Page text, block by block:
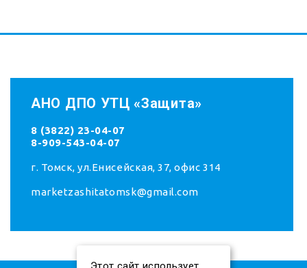
АНО ДПО УТЦ «Защита»
8 (3822) 23-04-07
8-909-543-04-07
г. Томск, ул.Енисейская, 37, офис 314
marketzashitatomsk@gmail.com